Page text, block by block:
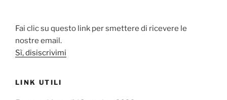
Fai clic su questo link per smettere di ricevere le
nostre email.
Sì, disiscrivimi
LINK UTILI